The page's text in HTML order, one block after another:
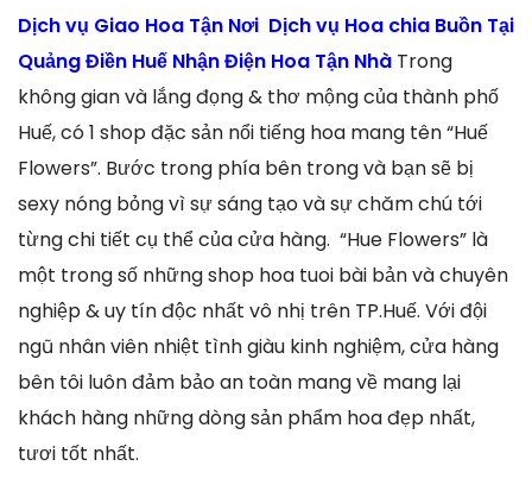
Dịch vụ Giao Hoa Tận Nơi Dịch vụ Hoa chia Buồn Tại
Quảng Điền Huế Nhận Điện Hoa Tận Nhà Trong
không gian và lắng đọng & thơ mộng của thành phố
Huế, có 1 shop đặc sản nổi tiếng hoa mang tên “Huế
Flowers”. Bước trong phía bên trong và bạn sẽ bị
sexy nóng bỏng vì sự sáng tạo và sự chăm chú tới
từng chi tiết cụ thể của cửa hàng. “Hue Flowers” là
một trong số những shop hoa tuoi bài bản và chuyên
nghiệp & uy tín độc nhất vô nhị trên TP.Huế. Với đội
ngũ nhân viên nhiệt tình giàu kinh nghiệm, cửa hàng
bên tôi luôn đảm bảo an toàn mang về mang lại
khách hàng những dòng sản phẩm hoa đẹp nhất,
tươi tốt nhất.